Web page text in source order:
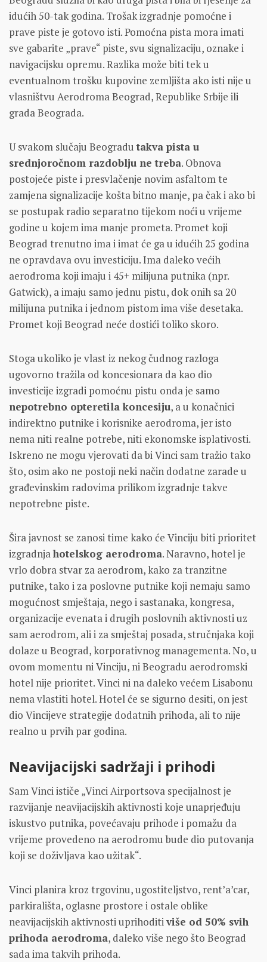
idućih 50-tak godina. Trošak izgradnje pomoćne i
prave piste je gotovo isti. Pomoćna pista mora imati
sve gabarite „prave“ piste, svu signalizaciju, oznake i
navigacijsku opremu. Razlika može biti tek u
eventualnom trošku kupovine zemljišta ako isti nije u
vlasništvu Aerodroma Beograd, Republike Srbije ili
grada Beograda.
U svakom slučaju Beogradutakva pista u
srednjoročnom razdoblju ne treba. Obnova
postojeće piste i presvlačenje novim asfaltom te
zamjena signalizacije košta bitno manje, pa čak i ako bi
se postupak radio separatno tijekom noći u vrijeme
godine u kojem ima manje prometa. Promet koji
Beograd trenutno ima i imat će ga u idućih 25 godina
ne opravdava ovu investiciju. Ima daleko većih
aerodroma koji imaju i 45+ milijuna putnika (npr.
Gatwick), a imaju samo jednu pistu, dok onih sa 20
milijuna putnika i jednom pistom ima više desetaka.
Promet koji Beograd neće dostići toliko skoro.
Stoga ukoliko je vlast iz nekog čudnog razloga
ugovorno tražila od koncesionara da kao dio
investicije izgradi pomoćnu pistu onda je samo
nepotrebno opteretila koncesiju, a u konačnici
indirektno putnike i korisnike aerodroma, jer isto
nema niti realne potrebe, niti ekonomske isplativosti.
Iskreno ne mogu vjerovati da bi Vinci sam tražio tako
što, osim ako ne postoji neki način dodatne zarade u
građevinskim radovima prilikom izgradnje takve
nepotrebne piste.
Šira javnost se zanosi time kako će Vinciju biti prioritet
izgradnjahotelskog aerodroma. Naravno, hotel je
vrlo dobra stvar za aerodrom, kako za tranzitne
putnike, tako i za poslovne putnike koji nemaju samo
mogućnost smještaja, nego i sastanaka, kongresa,
organizacije evenata i drugih poslovnih aktivnosti uz
sam aerodrom, ali i za smještaj posada, stručnjaka koji
dolaze u Beograd, korporativnog managementa. No, u
ovom momentu ni Vinciju, ni Beogradu aerodromski
hotel nije prioritet. Vinci ni na daleko većem Lisabonu
nema vlastiti hotel. Hotel će se sigurno desiti, on jest
dio Vincijeve strategije dodatnih prihoda, ali to nije
realno u prvih par godina.
Neavijacijski sadržaji i prihodi
Sam Vinci ističe „Vinci Airportsova specijalnost je
razvijanje neavijacijskih aktivnosti koje unaprjeđuju
iskustvo putnika, povećavaju prihode i pomažu da
vrijeme provedeno na aerodromu bude dio putovanja
koji se doživljava kao užitak“.
Vinci planira kroz trgovinu, ugostiteljstvo, rent’a’car,
parkirališta, oglasne prostore i ostale oblike
neavijacijskih aktivnosti uprihoditiviše od 50% svih
prihoda aerodroma, daleko više nego što Beograd
sada ima takvih prihoda.